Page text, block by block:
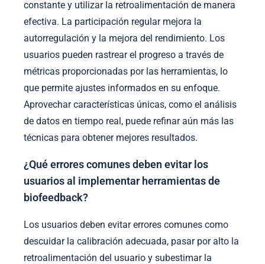
constante y utilizar la retroalimentación de manera
efectiva. La participación regular mejora la
autorregulación y la mejora del rendimiento. Los
usuarios pueden rastrear el progreso a través de
métricas proporcionadas por las herramientas, lo
que permite ajustes informados en su enfoque.
Aprovechar características únicas, como el análisis
de datos en tiempo real, puede refinar aún más las
técnicas para obtener mejores resultados.
¿Qué errores comunes deben evitar los
usuarios al implementar herramientas de
biofeedback?
Los usuarios deben evitar errores comunes como
descuidar la calibración adecuada, pasar por alto la
retroalimentación del usuario y subestimar la